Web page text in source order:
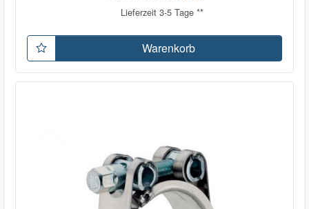
Lieferzeit 3-5 Tage **
Warenkorb